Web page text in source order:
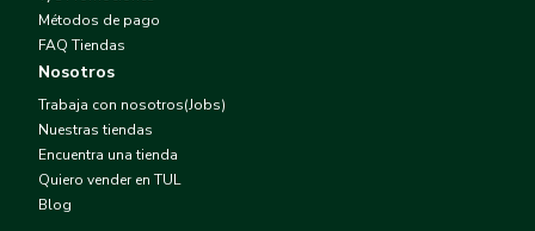
Métodos de pago
FAQ Tiendas
Nosotros
Trabaja con nosotros(Jobs)
Nuestras tiendas
Encuentra una tienda
Quiero vender en TUL
Blog